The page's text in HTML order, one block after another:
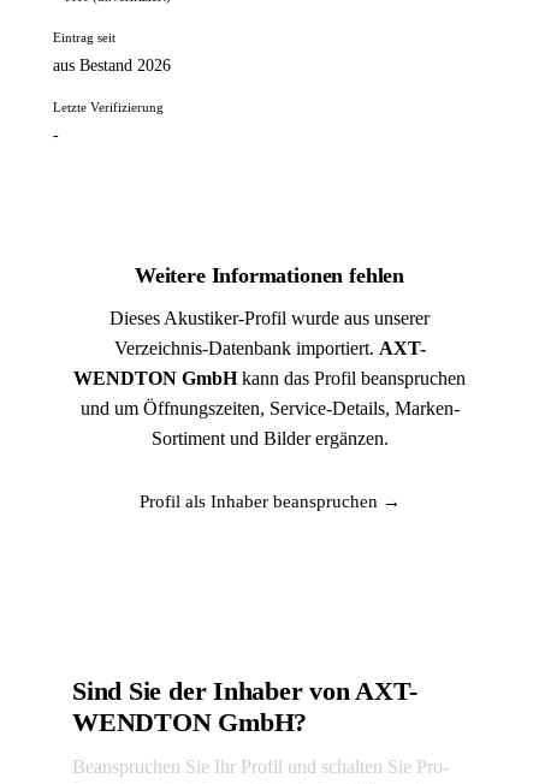
Eintrag seit
aus Bestand 2026
Letzte Verifizierung
-
Weitere Informationen fehlen
Dieses Akustiker-Profil wurde aus unserer
Verzeichnis-Datenbank importiert. AXT-
WENDTON GmbHkann das Profil beanspruchen
und um Öffnungszeiten, Service-Details, Marken-
Sortiment und Bilder ergänzen.
Profil als Inhaber beanspruchen →
Sind Sie der Inhaber von AXT-
WENDTON GmbH?
Beanspruchen Sie Ihr Profil und schalten Sie Pro-